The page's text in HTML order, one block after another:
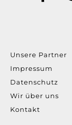
Unsere Partner
Impressum
Datenschutz
Wir über uns
Kontakt